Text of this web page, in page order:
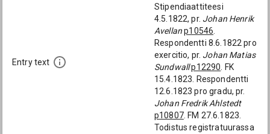
Entry text
Stipendiaattiteesi
4.5.1822, pr. Johan Henrik
Avellan p10546
Respondentti 8.6.1822 pro
exercitio, pr. Johan Matias
Sundwallp12290 . FK
15.4.1823. Respondentti
12.6.1823 pro gradu, pr.
Johan Fredrik Ahlstedt
p10807. FM 27.6.1823.
Todistus registratuurassa